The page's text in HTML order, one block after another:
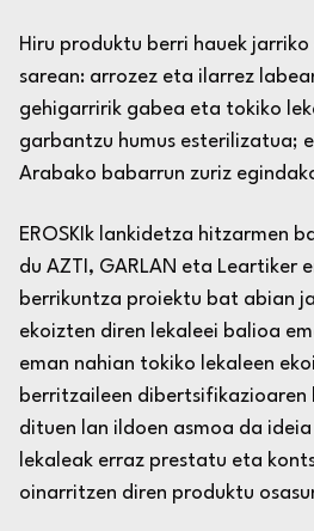
Hiru produktu berri hauek
sarean: arrozez eta ilarrez
gehigarririk gabea eta tokiko
garbantzu humus esterilizatua;
Arabako babarrun zuriz
EROSKIk lankidetza hitzarmen
du AZTI , GARLAN eta Leartiker
berrikuntza proiektu bat abian
ekoizten diren lekaleei balioa
eman nahian tokiko lekaleen
berritzaileen dibertsifikazioaren
dituen lan ildoen asmoa da
lekaleak erraz prestatu eta
oinarritzen diren produktu